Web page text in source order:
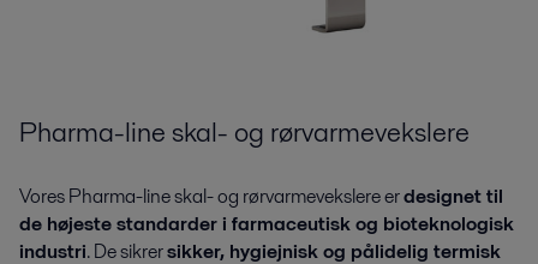
Pharma-line skal- og rørvarmevekslere
Vores Pharma-line skal- og rørvarmevekslere erdesignet til
de højeste standarder i farmaceutisk og bioteknologisk
industri. De sikrersikker, hygiejnisk og pålidelig termisk